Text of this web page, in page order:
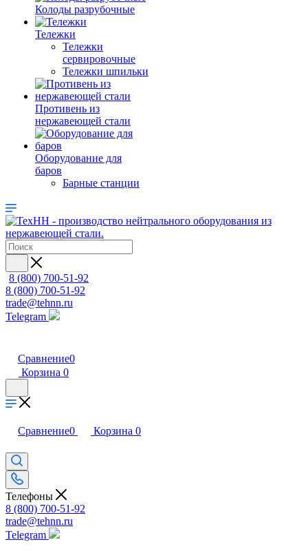
Колоды разрубочные
Тележки
Тележки
сервировочные
Тележки шпильки
Противень из
нержавеющей стали
Оборудование для
баров
Барные станции
8 (800) 700-51-92
8 (800) 700-51-92
trade@tehnn.ru
Telegram
Сравнение0
Корзина 0
Сравнение0 Корзина 0
Телефоны
8 (800) 700-51-92
trade@tehnn.ru
Telegram